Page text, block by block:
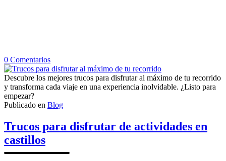
0 Comentariosen
Trucos
para
disfrutar
máximo
recorrido
Descubre los mejores trucos para disfrutar al máximo de tu recorrido
y transforma cada viaje en una experiencia inolvidable. ¿Listo para
empezar?
Publicado en Blog
Trucos para disfrutar de actividades en
castillos